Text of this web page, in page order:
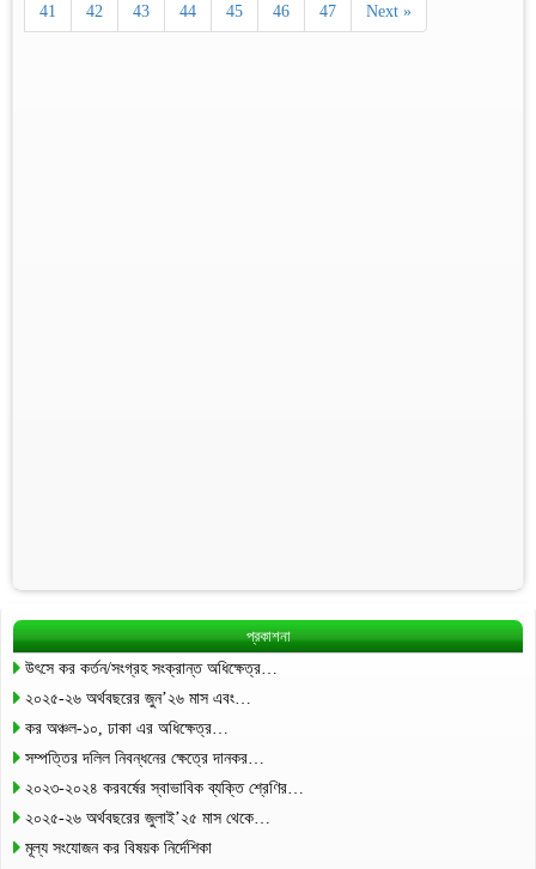
41 42 43 44 45 46 47 Next »
প্রকাশনা
উৎসে কর কর্তন/সংগ্রহ সংক্রান্ত অধিক্ষেত্র…
২০২৫-২৬ অর্থবছরের জুন’২৬ মাস এবং…
কর অঞ্চল-১০, ঢাকা এর অধিক্ষেত্র…
সম্পত্তির দলিল নিবন্ধনের ক্ষেত্রে দানকর…
২০২৩-২০২৪ করবর্ষের স্বাভাবিক ব্যক্তি শ্রেণির…
২০২৫-২৬ অর্থবছরের জুলাই’২৫ মাস থেকে…
মূল্য সংযোজন কর বিষয়ক নির্দেশিকা